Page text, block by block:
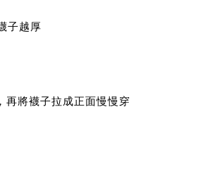
子越厚
再將襪子拉成正面慢慢穿